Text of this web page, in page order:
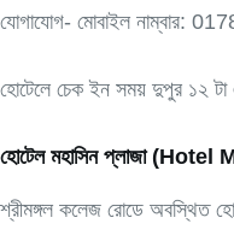
যোগাযোগ- মোবাইল নাম্বার:
হোটেলে চেক ইন সময় দুপুর ১২
হোটেল মহাসিন প্লাজা
শ্রীমঙ্গল কলেজ রোডে অবস্থিত